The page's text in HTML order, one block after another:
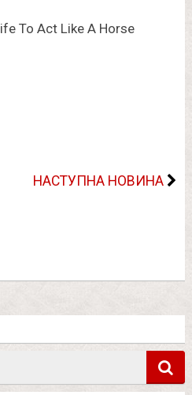
НАСТУПНА НОВИНА